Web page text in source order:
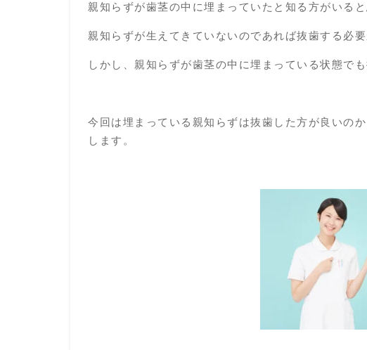
親知らずが歯茎の中に埋まっていたと知る方がいると
親知らずが生えてきていないのであれば抜歯する必
しかし、親知らずが歯茎の中に埋まっている状態で
今回は埋まっている親知らずは抜歯した方が良いの
します。